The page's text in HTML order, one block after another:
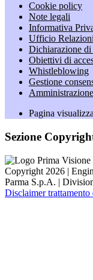
Cookie policy
Note legali
Informativa
Ufficio
Dichiarazione di
Obiettivi di
Whistleblowing
Gestione
Pagina
Sezione
Copyright 2026 |
Parma S.p.A. |
Disclaimer trattamento